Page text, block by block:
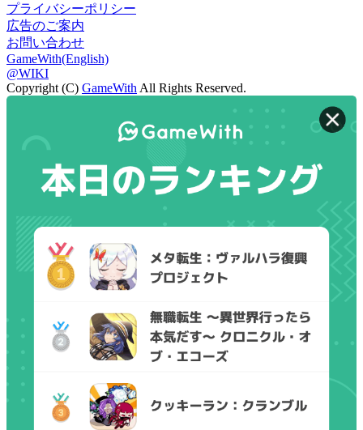
プライバシーポリシー
広告のご案内
お問い合わせ
GameWith(English)
@WIKI
Copyright (C) GameWith All Rights Reserved.